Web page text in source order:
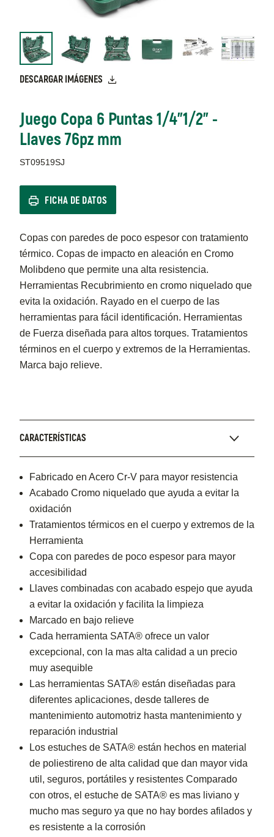
DESCARGAR IMÁGENES
Juego Copa 6 Puntas 1/4"1/2" -
Llaves 76pz mm
ST09519SJ
FICHA DE DATOS
Copas con paredes de poco espesor con tratamiento
térmico. Copas de impacto en aleación en Cromo
Molibdeno que permite una alta resistencia.
Herramientas Recubrimiento en cromo niquelado que
evita la oxidación. Rayado en el cuerpo de las
herramientas para fácil identificación. Herramientas
de Fuerza diseñada para altos torques. Tratamientos
términos en el cuerpo y extremos de la Herramientas.
Marca bajo relieve.
CARACTERÍSTICAS
Fabricado en Acero Cr-V para mayor resistencia
Acabado Cromo niquelado que ayuda a evitar la
oxidación
Tratamientos térmicos en el cuerpo y extremos de la
Herramienta
Copa con paredes de poco espesor para mayor
accesibilidad
Llaves combinadas con acabado espejo que ayuda
a evitar la oxidación y facilita la limpieza
Marcado en bajo relieve
Cada herramienta SATA® ofrece un valor
excepcional, con la mas alta calidad a un precio
muy asequible
Las herramientas SATA® están diseñadas para
diferentes aplicaciones, desde talleres de
mantenimiento automotriz hasta mantenimiento y
reparación industrial
Los estuches de SATA® están hechos en material
de poliestireno de alta calidad que dan mayor vida
util, seguros, portátiles y resistentes Comparado
con otros, el estuche de SATA® es mas liviano y
mucho mas seguro ya que no hay bordes afilados y
es resistente a la corrosión